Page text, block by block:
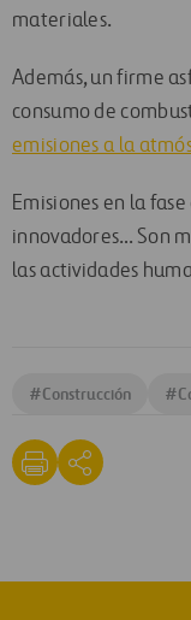
materiales.
Además, un firme
consumo de
emisiones a la
Emisiones en la
innovadores… Son
las actividades
#Construcción #